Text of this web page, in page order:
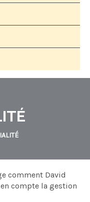
comment David
compte la gestion